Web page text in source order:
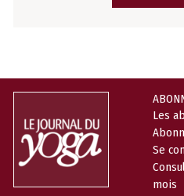
Les
Se
mois